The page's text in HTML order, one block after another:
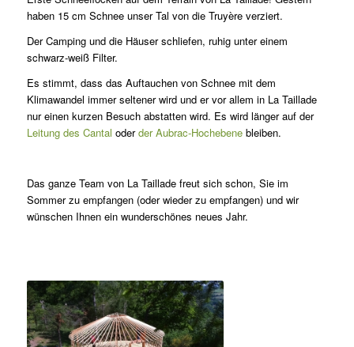
haben 15 cm Schnee unser Tal von die Truyère verziert.
Der Camping und die Häuser schliefen, ruhig unter einem
schwarz-weiß Filter.
Es stimmt, dass das Auftauchen von Schnee mit dem
Klimawandel immer seltener wird und er vor allem in La Taillade
nur einen kurzen Besuch abstatten wird. Es wird länger auf der
Leitung des Cantal oderder Aubrac-Hochebenebleiben.
Das ganze Team von La Taillade freut sich schon, Sie im
Sommer zu empfangen (oder wieder zu empfangen) und wir
wünschen Ihnen ein wunderschönes neues Jahr.